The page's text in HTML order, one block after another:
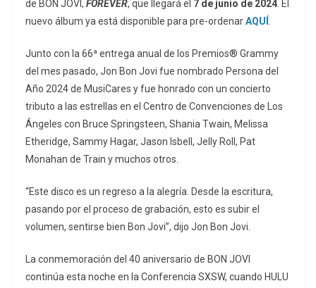
de BON JOVI, FOREVER, que llegará el 7 de junio de 2024 . El
nuevo álbum ya está disponible para pre-ordenarAQUÍ
Junto con la 66ª entrega anual de los Premios® Grammy
del mes pasado, Jon Bon Jovi fue nombrado Persona del
Año 2024 de MusiCares y fue honrado con un concierto
tributo a las estrellas en el Centro de Convenciones de Los
Ángeles con Bruce Springsteen, Shania Twain, Melissa
Etheridge, Sammy Hagar, Jason Isbell, Jelly Roll, Pat
Monahan de Train y muchos otros.
“Este disco es un regreso a la alegría. Desde la escritura,
pasando por el proceso de grabación, esto es subir el
volumen, sentirse bien Bon Jovi”, dijo Jon Bon Jovi.
La conmemoración del 40 aniversario de BON JOVI
continúa esta noche en la Conferencia SXSW, cuando HULU